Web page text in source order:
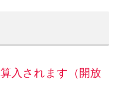
算入されます（開放